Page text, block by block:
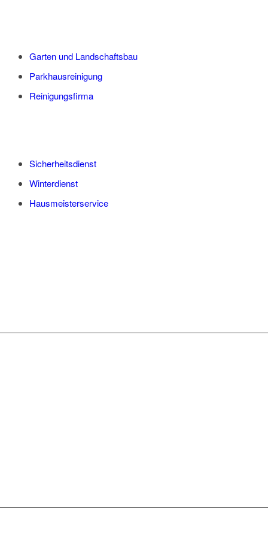
Garten und Landschaftsbau
Parkhausreinigung
Reinigungsfirma
Sicherheitsdienst
Winterdienst
Hausmeisterservice